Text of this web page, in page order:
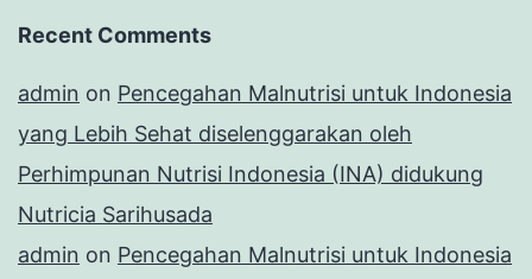
Recent Comments
admin on Pencegahan Malnutrisi untuk Indonesia
yang Lebih Sehat diselenggarakan oleh
Perhimpunan Nutrisi Indonesia (INA) didukung
Nutricia Sarihusada
admin on Pencegahan Malnutrisi untuk Indonesia